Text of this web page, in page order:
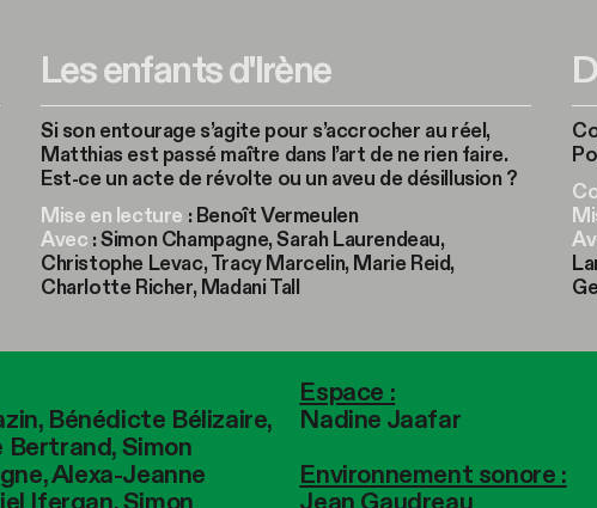
Les enfants d'Irène
Si son entourage s’agite pour s’accrocher au réel,
Matthias est passé maître dans l’art de ne rien faire.
Est-ce un acte de révolte ou un aveu de désillusion ?
Mise en lecture : Benoît Vermeulen
Avec : Simon Champagne, Sarah Laurendeau,
Christophe Levac, Tracy Marcelin, Marie Reid,
Charlotte Richer, Madani Tall
Bénédicte Bélizaire,
Bertrand, Simon
Alexa-Jeanne
Espace :
Nadine Jaafar
Environnement sonore :